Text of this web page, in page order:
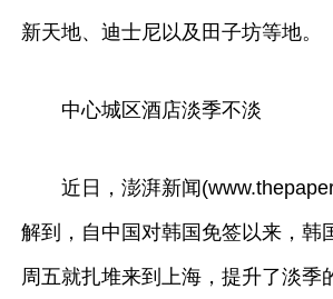
新天地、迪士尼以及田子坊等地。
中心城区酒店淡季不淡
近日，澎湃新闻
解到，自中国对韩国免签以来，韩
周五就扎堆来到上海，提升了淡季